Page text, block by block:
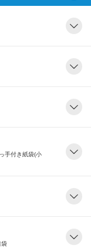
手付き紙袋(小
袋